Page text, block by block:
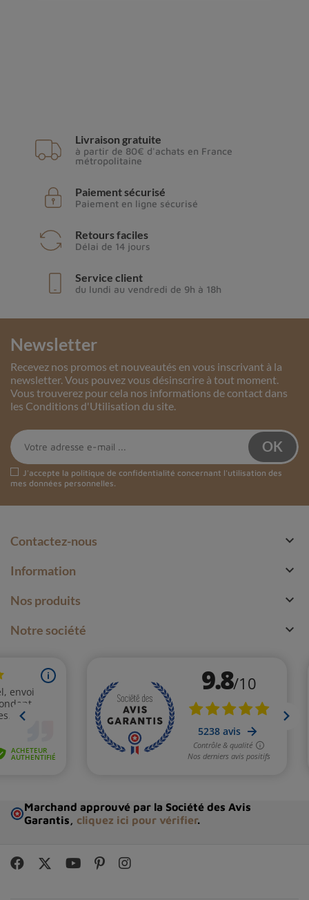
Livraison gratuite
à partir de 80€ d'achats en France
métropolitaine
Paiement sécurisé
Paiement en ligne sécurisé
Retours faciles
Délai de 14 jours
Service client
du lundi au vendredi de 9h à 18h
Newsletter
Recevez nos promos et nouveautés en vous inscrivant à la
newsletter. Vous pouvez vous désinscrire à tout moment.
Vous trouverez pour cela nos informations de contact dans
les Conditions d'Utilisation du site.
J'accepte la politique de confidentialité concernant l'utilisation des
mes données personnelles.
Contactez-nous 
Information 
Nos produits 
Notre société 
Marchand approuvé par la Société des Avis
Garantis, cliquez ici pour vérifier.